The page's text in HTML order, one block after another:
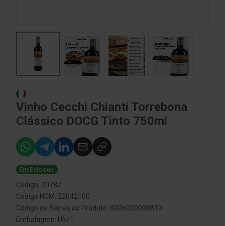
Vinho Cecchi Chianti Torrebona
Clássico DOCG Tinto 750ml
Em Estoque
Código: 20782
Código NCM: 22042100
Código de Barras do Produto: 8006030008810
Embalagem: UN/1